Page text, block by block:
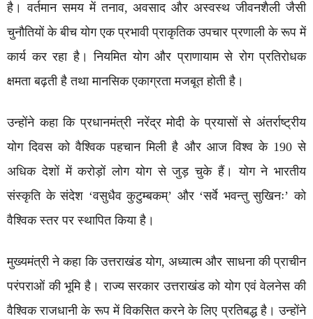
है। वर्तमान समय में तनाव, अवसाद और अस्वस्थ जीवनशैली जैसी
चुनौतियों के बीच योग एक प्रभावी प्राकृतिक उपचार प्रणाली के रूप में
कार्य कर रहा है। नियमित योग और प्राणायाम से रोग प्रतिरोधक
क्षमता बढ़ती है तथा मानसिक एकाग्रता मजबूत होती है।
उन्होंने कहा कि प्रधानमंत्री नरेंद्र मोदी के प्रयासों से अंतर्राष्ट्रीय
योग दिवस को वैश्विक पहचान मिली है और आज विश्व के 190 से
अधिक देशों में करोड़ों लोग योग से जुड़ चुके हैं। योग ने भारतीय
संस्कृति के संदेश ‘वसुधैव कुटुम्बकम्’ और ‘सर्वे भवन्तु सुखिनः’ को
वैश्विक स्तर पर स्थापित किया है।
मुख्यमंत्री ने कहा कि उत्तराखंड योग, अध्यात्म और साधना की प्राचीन
परंपराओं की भूमि है। राज्य सरकार उत्तराखंड को योग एवं वेलनेस की
वैश्विक राजधानी के रूप में विकसित करने के लिए प्रतिबद्ध है। उन्होंने